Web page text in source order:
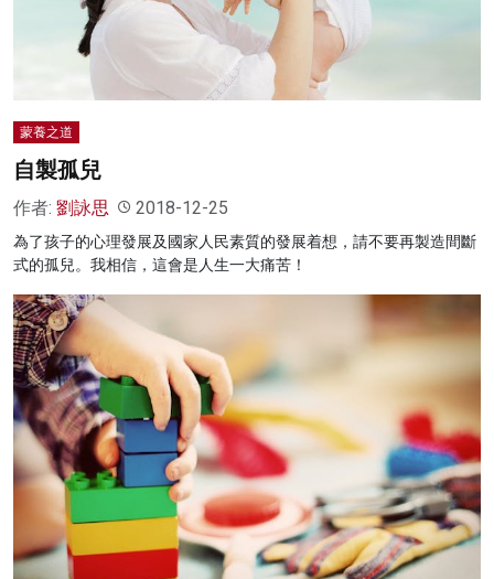
蒙養之道
自製孤兒
作者: 劉詠思 2018-12-25
為了孩子的心理發展及國家人民素質的發展着想，請不要再製造間斷
式的孤兒。我相信，這會是人生一大痛苦！